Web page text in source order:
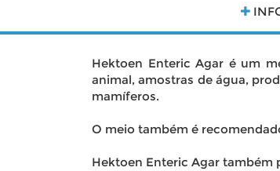
Hektoen Enteric Agar é um
animal, amostras de água,
mamíferos.
O meio também é
Hektoen Enteric Agar também